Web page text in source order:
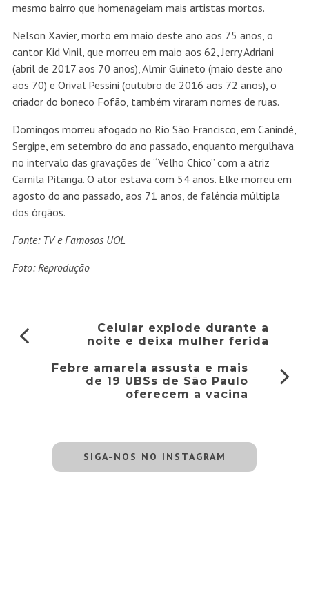
mesmo bairro que homenageiam mais artistas mortos.
Nelson Xavier, morto em maio deste ano aos 75 anos, o
cantor Kid Vinil, que morreu em maio aos 62, Jerry Adriani
(abril de 2017 aos 70 anos), Almir Guineto (maio deste ano
aos 70) e Orival Pessini (outubro de 2016 aos 72 anos), o
criador do boneco Fofão, também viraram nomes de ruas.
Domingos morreu afogado no Rio São Francisco, em Canindé,
Sergipe, em setembro do ano passado, enquanto mergulhava
no intervalo das gravações de “Velho Chico” com a atriz
Camila Pitanga. O ator estava com 54 anos. Elke morreu em
agosto do ano passado, aos 71 anos, de falência múltipla
dos órgãos.
Fonte: TV e Famosos UOL
Foto: Reprodução
Celular explode durante a
noite e deixa mulher ferida
Febre amarela assusta e mais
de 19 UBSs de São Paulo
oferecem a vacina
SIGA-NOS NO INSTAGRAM